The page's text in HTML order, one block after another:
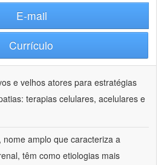
E-mail
Currículo
e velhos atores para estratégias
terapias celulares, acelulares e
nome amplo que caracteriza a
têm como etiologias mais